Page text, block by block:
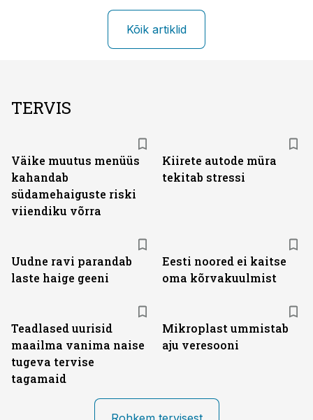
Kõik artiklid
TERVIS
Väike muutus menüüs
kahandab
südamehaiguste riski
viiendiku võrra
Kiirete autode müra
tekitab stressi
Uudne ravi parandab
laste haige geeni
Eesti noored ei kaitse
oma kõrvakuulmist
Teadlased uurisid
maailma vanima naise
tugeva tervise
tagamaid
Mikroplast ummistab
aju veresooni